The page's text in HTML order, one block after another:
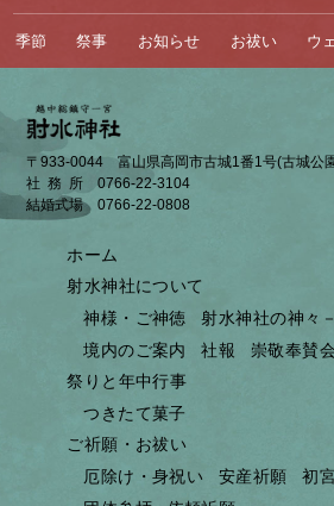
季節 祭事 お知らせ お祓い ウ
〒933-0044 富山県高岡市古城1番1号(古城公
社務所
0766-22-3104
結婚式場
0766-22-0808
ホーム
射水神社について
神様・ご神徳
射水神社の神々
境内のご案内
社報
崇敬奉賛
祭りと年中行事
つきたて菓子
ご祈願・お祓い
厄除け・身祝い
安産祈願 初